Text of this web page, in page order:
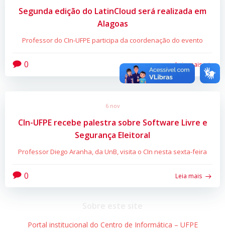
Segunda edição do LatinCloud será realizada em
Alagoas
Professor do CIn-UFPE participa da coordenação do evento
0 Leia mais
6 nov
CIn-UFPE recebe palestra sobre Software Livre e
Segurança Eleitoral
Professor Diego Aranha, da UnB, visita o CIn nesta sexta-feira
0 Leia mais
Portal institucional do Centro de Informática – UFPE